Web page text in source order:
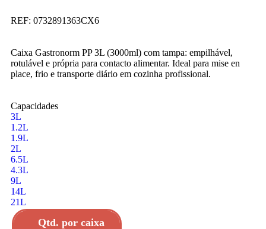
REF: 0732891363CX6
Caixa Gastronorm PP 3L (3000ml) com tampa: empilhável,
rotulável e própria para contacto alimentar. Ideal para mise en
place, frio e transporte diário em cozinha profissional.
Capacidades
3L
1.2L
1.9L
2L
6.5L
4.3L
9L
14L
21L
Qtd. por caixa